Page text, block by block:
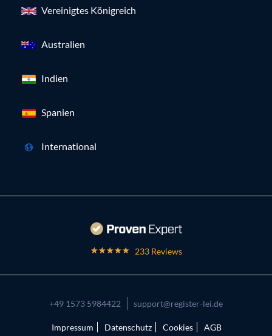
Vereinigtes Königreich
Australien
Indien
Spanien
International
233 Reviews
+49 1573 5984422 support@register-lei.de
Impressum Datenschutz Cookies AGB